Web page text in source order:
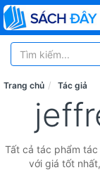
Trang chủ Tác giả
Tất cả tác phẩm
với giá tốt